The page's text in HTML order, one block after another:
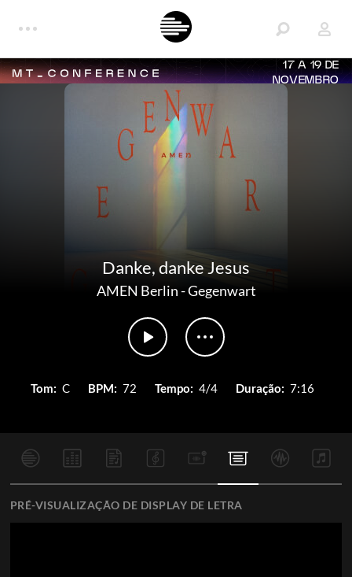
17 A 19 DE
NOVEMBRO
Danke, danke Jesus
AMEN Berlin-Gegenwart
Tom: C BPM: 72 Tempo: 4/4 Duração: 7:16
PRÉ-VISUALIZAÇÃO DE DISPLAY DE LETRA